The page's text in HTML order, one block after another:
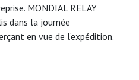
MONDIAL RELAY
dans la journée
en vue de l’expédition.